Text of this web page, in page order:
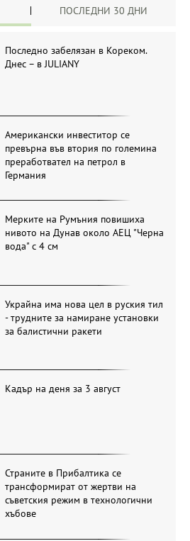
ПОСЛЕДНИ 30 ДНИ
Последно забелязан в Кореком.
Днес – в JULIANY
Американски инвеститор се
превърна във втория по големина
преработвател на петрол в
Германия
Мерките на Румъния повишиха
нивото на Дунав около АЕЦ "Черна
вода" с 4 см
Украйна има нова цел в руския тил
- трудните за намиране установки
за балистични ракети
Кадър на деня за 3 август
Страните в Прибалтика се
трансформират от жертви на
съветския режим в технологични
хъбове